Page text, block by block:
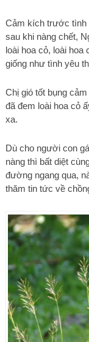
Cảm kích trước tình
sau khi nàng chết,
loài hoa cỏ, loài
giống như tình yêu
Chị gió tốt bụng
đã đem loài hoa cỏ
xa.
Dù cho người con
nàng thì bất diệt
đường ngang qua,
thăm tin tức về